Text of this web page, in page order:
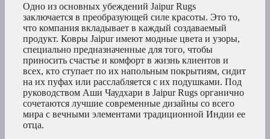
Одно из основных убеждений Jaipur Rugs
заключается в преобразующей силе красоты. Это то,
что компания вкладывает в каждый создаваемый
продукт. Ковры Jaipur имеют модные цвета и узоры,
специально предназначенные для того, чтобы
приносить счастье и комфорт в жизнь клиентов и
всех, кто ступает по их напольным покрытиям, сидит
на их пуфах или расслабляется с их подушками. Под
руководством Аши Чаудхари в Jaipur Rugs органично
сочетаются лучшие современные дизайны со всего
мира с вечными элементами традиционной Индии ее
отца.